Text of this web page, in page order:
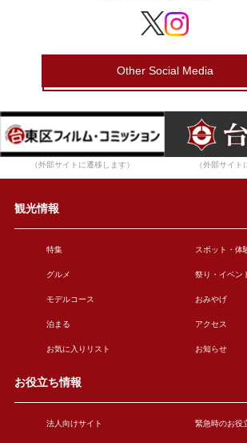
Other Social Media
（外部サイトに遷移します） （外部サイト
観光情報
特集 スポット・体
グルメ 祭り・イベン
モデルコース おみやげ
泊まる アクセス
お気に入りリスト お知らせ
お役立ち情報
法人向けサイト 緊急時のお役